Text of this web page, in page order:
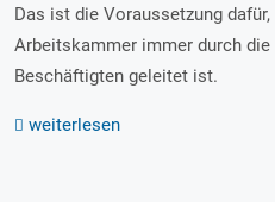
Das ist die Voraussetzung
Arbeitskammer immer durch
Beschäftigten geleitet ist.
weiterlesen